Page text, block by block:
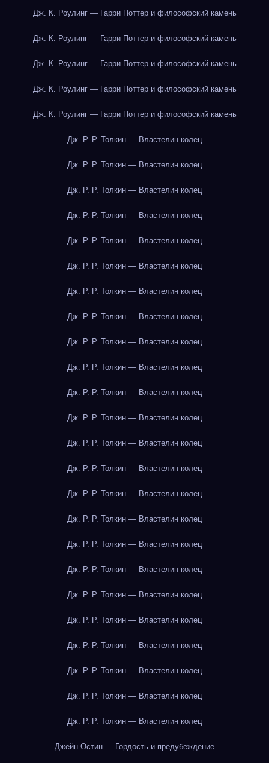
Дж. К. Роулинг — Гарри Поттер и философский камень
Дж. К. Роулинг — Гарри Поттер и философский камень
Дж. К. Роулинг — Гарри Поттер и философский камень
Дж. К. Роулинг — Гарри Поттер и философский камень
Дж. К. Роулинг — Гарри Поттер и философский камень
Дж. Р. Р. Толкин — Властелин колец
Дж. Р. Р. Толкин — Властелин колец
Дж. Р. Р. Толкин — Властелин колец
Дж. Р. Р. Толкин — Властелин колец
Дж. Р. Р. Толкин — Властелин колец
Дж. Р. Р. Толкин — Властелин колец
Дж. Р. Р. Толкин — Властелин колец
Дж. Р. Р. Толкин — Властелин колец
Дж. Р. Р. Толкин — Властелин колец
Дж. Р. Р. Толкин — Властелин колец
Дж. Р. Р. Толкин — Властелин колец
Дж. Р. Р. Толкин — Властелин колец
Дж. Р. Р. Толкин — Властелин колец
Дж. Р. Р. Толкин — Властелин колец
Дж. Р. Р. Толкин — Властелин колец
Дж. Р. Р. Толкин — Властелин колец
Дж. Р. Р. Толкин — Властелин колец
Дж. Р. Р. Толкин — Властелин колец
Дж. Р. Р. Толкин — Властелин колец
Дж. Р. Р. Толкин — Властелин колец
Дж. Р. Р. Толкин — Властелин колец
Дж. Р. Р. Толкин — Властелин колец
Дж. Р. Р. Толкин — Властелин колец
Дж. Р. Р. Толкин — Властелин колец
Джейн Остин — Гордость и предубеждение